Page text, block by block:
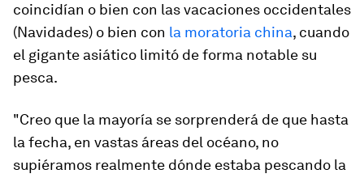
coincidían o bien con las vacaciones occidentales
(Navidades) o bien con la moratoria china, cuando
el gigante asiático limitó de forma notable su
pesca.
"Creo que la mayoría se sorprenderá de que hasta
la fecha, en vastas áreas del océano, no
supiéramos realmente dónde estaba pescando la